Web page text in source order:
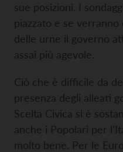
sue posizioni. I
piazzato e se
delle urne il governo
assai più agevole.
Ciò che è difficile da
presenza degli alleati
Scelta Civica si è
anche i Popolari per
molto bene. Per le